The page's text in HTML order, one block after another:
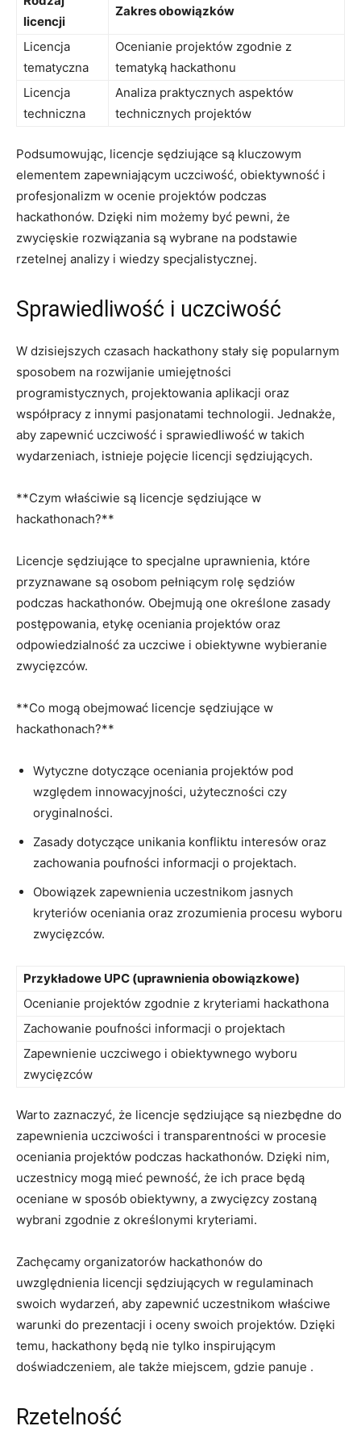
licencji
Zakres obowiązków
Licencja
tematyczna
Ocenianie projektów zgodnie z
tematyką hackathonu
Licencja
techniczna
Analiza ‌praktycznych aspektów
technicznych projektów
Podsumowując, licencje ‍sędziujące są ⁤kluczowym
elementem zapewniającym uczciwość, obiektywność‍ i
profesjonalizm w‍ ocenie projektów podczas
hackathonów. ⁤Dzięki nim ⁣możemy być pewni, że
zwycięskie‌ rozwiązania są wybrane na ‌podstawie ​
rzetelnej analizy i wiedzy specjalistycznej.
Sprawiedliwość i ‌uczciwość
W dzisiejszych czasach hackathony stały się popularnym
sposobem na rozwijanie⁣ umiejętności
programistycznych, ⁤projektowania aplikacji ‍oraz
współpracy z innymi pasjonatami technologii. Jednakże,
aby zapewnić uczciwość i ⁤sprawiedliwość w takich
⁣wydarzeniach, istnieje pojęcie​ licencji sędziujących.
**Czym właściwie są licencje sędziujące ⁤w
hackathonach?**
Licencje sędziujące to specjalne uprawnienia,⁤ które
przyznawane są⁣ osobom pełniącym rolę⁣ sędziów
podczas hackathonów. Obejmują one ⁤określone zasady
postępowania,⁣ etykę oceniania projektów oraz
odpowiedzialność za uczciwe i obiektywne ⁢wybieranie
zwycięzców.
**Co mogą obejmować licencje ‍sędziujące w⁤
hackathonach?**
Wytyczne dotyczące oceniania‍ projektów pod
względem innowacyjności, użyteczności czy​
oryginalności.
Zasady dotyczące unikania konfliktu interesów oraz
zachowania ⁤poufności informacji o ⁤projektach.
Obowiązek zapewnienia‍ uczestnikom jasnych⁣
kryteriów ⁤oceniania oraz zrozumienia ​procesu wyboru
zwycięzców.
Przykładowe ⁣UPC (uprawnienia obowiązkowe)
Ocenianie projektów zgodnie z⁣ kryteriami hackathona
Zachowanie poufności informacji ​o projektach
Zapewnienie uczciwego i obiektywnego wyboru
zwycięzców
Warto zaznaczyć, że licencje sędziujące⁣ są niezbędne do
zapewnienia uczciwości i transparentności ‌w procesie
oceniania projektów podczas⁤ hackathonów. ⁢Dzięki‌ nim,
uczestnicy‍ mogą mieć pewność, że ich prace będą
oceniane w sposób ​obiektywny, a zwycięzcy zostaną
wybrani zgodnie z określonymi⁢ kryteriami.
Zachęcamy organizatorów hackathonów ​do
uwzględnienia licencji sędziujących w regulaminach
swoich ⁢wydarzeń, aby‍ zapewnić uczestnikom właściwe‍
warunki do prezentacji i oceny swoich projektów. Dzięki
temu, hackathony będą nie tylko inspirującym
doświadczeniem, ale także miejscem,‌ gdzie panuje⁣ .
Rzetelność